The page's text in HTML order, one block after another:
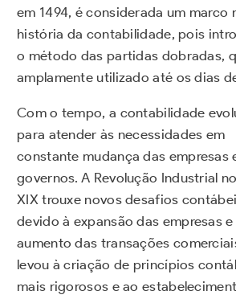
em 1494, é considerada um marco
história da contabilidade, pois
o método das partidas dobradas,
amplamente utilizado até os dias
Com o tempo, a contabilidade
para atender às necessidades em
constante mudança das empresas
governos. A Revolução Industrial
XIX trouxe novos desafios
devido à expansão das empresas e
aumento das transações
levou à criação de princípios
mais rigorosos e ao